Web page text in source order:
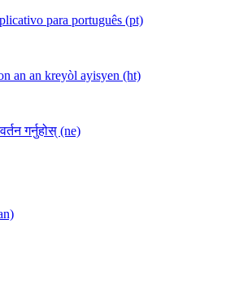
para português (pt)
an an kreyòl ayisyen (ht)
गर्नुहोस् (ne)